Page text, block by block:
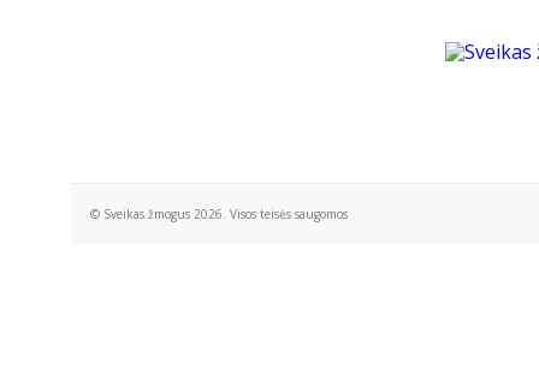
© Sveikas žmogus 2026. Visos teisės saugomos